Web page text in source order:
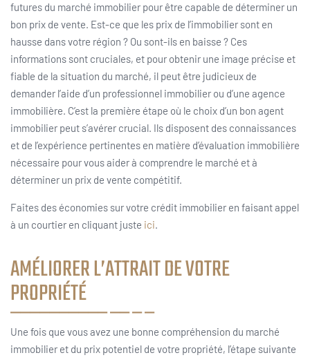
futures du marché immobilier pour être capable de déterminer un
bon prix de vente. Est-ce que les prix de l’immobilier sont en
hausse dans votre région ? Ou sont-ils en baisse ? Ces
informations sont cruciales, et pour obtenir une image précise et
fiable de la situation du marché, il peut être judicieux de
demander l’aide d’un professionnel immobilier ou d’une agence
immobilière. C’est la première étape où le choix d’un bon agent
immobilier peut s’avérer crucial. Ils disposent des connaissances
et de l’expérience pertinentes en matière d’évaluation immobilière
nécessaire pour vous aider à comprendre le marché et à
déterminer un prix de vente compétitif.
Faites des économies sur votre crédit immobilier en faisant appel
à un courtier en cliquant juste ici.
AMÉLIORER L’ATTRAIT DE VOTRE
PROPRIÉTÉ
Une fois que vous avez une bonne compréhension du marché
immobilier et du prix potentiel de votre propriété, l’étape suivante